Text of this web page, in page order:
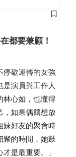
都要兼顧！
停歇運轉的女強
是演員與工作人
林心如，也懂得
，如果偶爾想放
妹好友的聚會時
聚的時間，她鼓
是最重要。」